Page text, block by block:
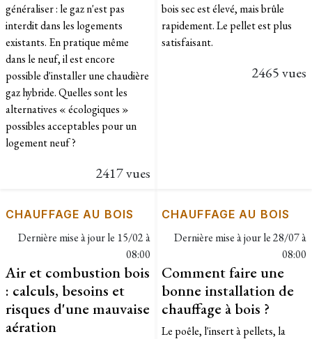
généraliser : le gaz n'est pas
interdit dans les logements
existants. En pratique même
dans le neuf, il est encore
possible d'installer une chaudière
gaz hybride. Quelles sont les
alternatives « écologiques »
possibles acceptables pour un
logement neuf ?
2417 vues
bois sec est élevé, mais brûle
rapidement. Le pellet est plus
satisfaisant.
2465 vues
CHAUFFAGE AU BOIS
Dernière mise à jour le 15/02 à
08:00
Air et combustion bois
: calculs, besoins et
risques d'une mauvaise
aération
CHAUFFAGE AU BOIS
Dernière mise à jour le28/07 à
08:00
Comment faire une
bonne installation de
chauffage à bois ?
Le poêle, l'insert à pellets, la